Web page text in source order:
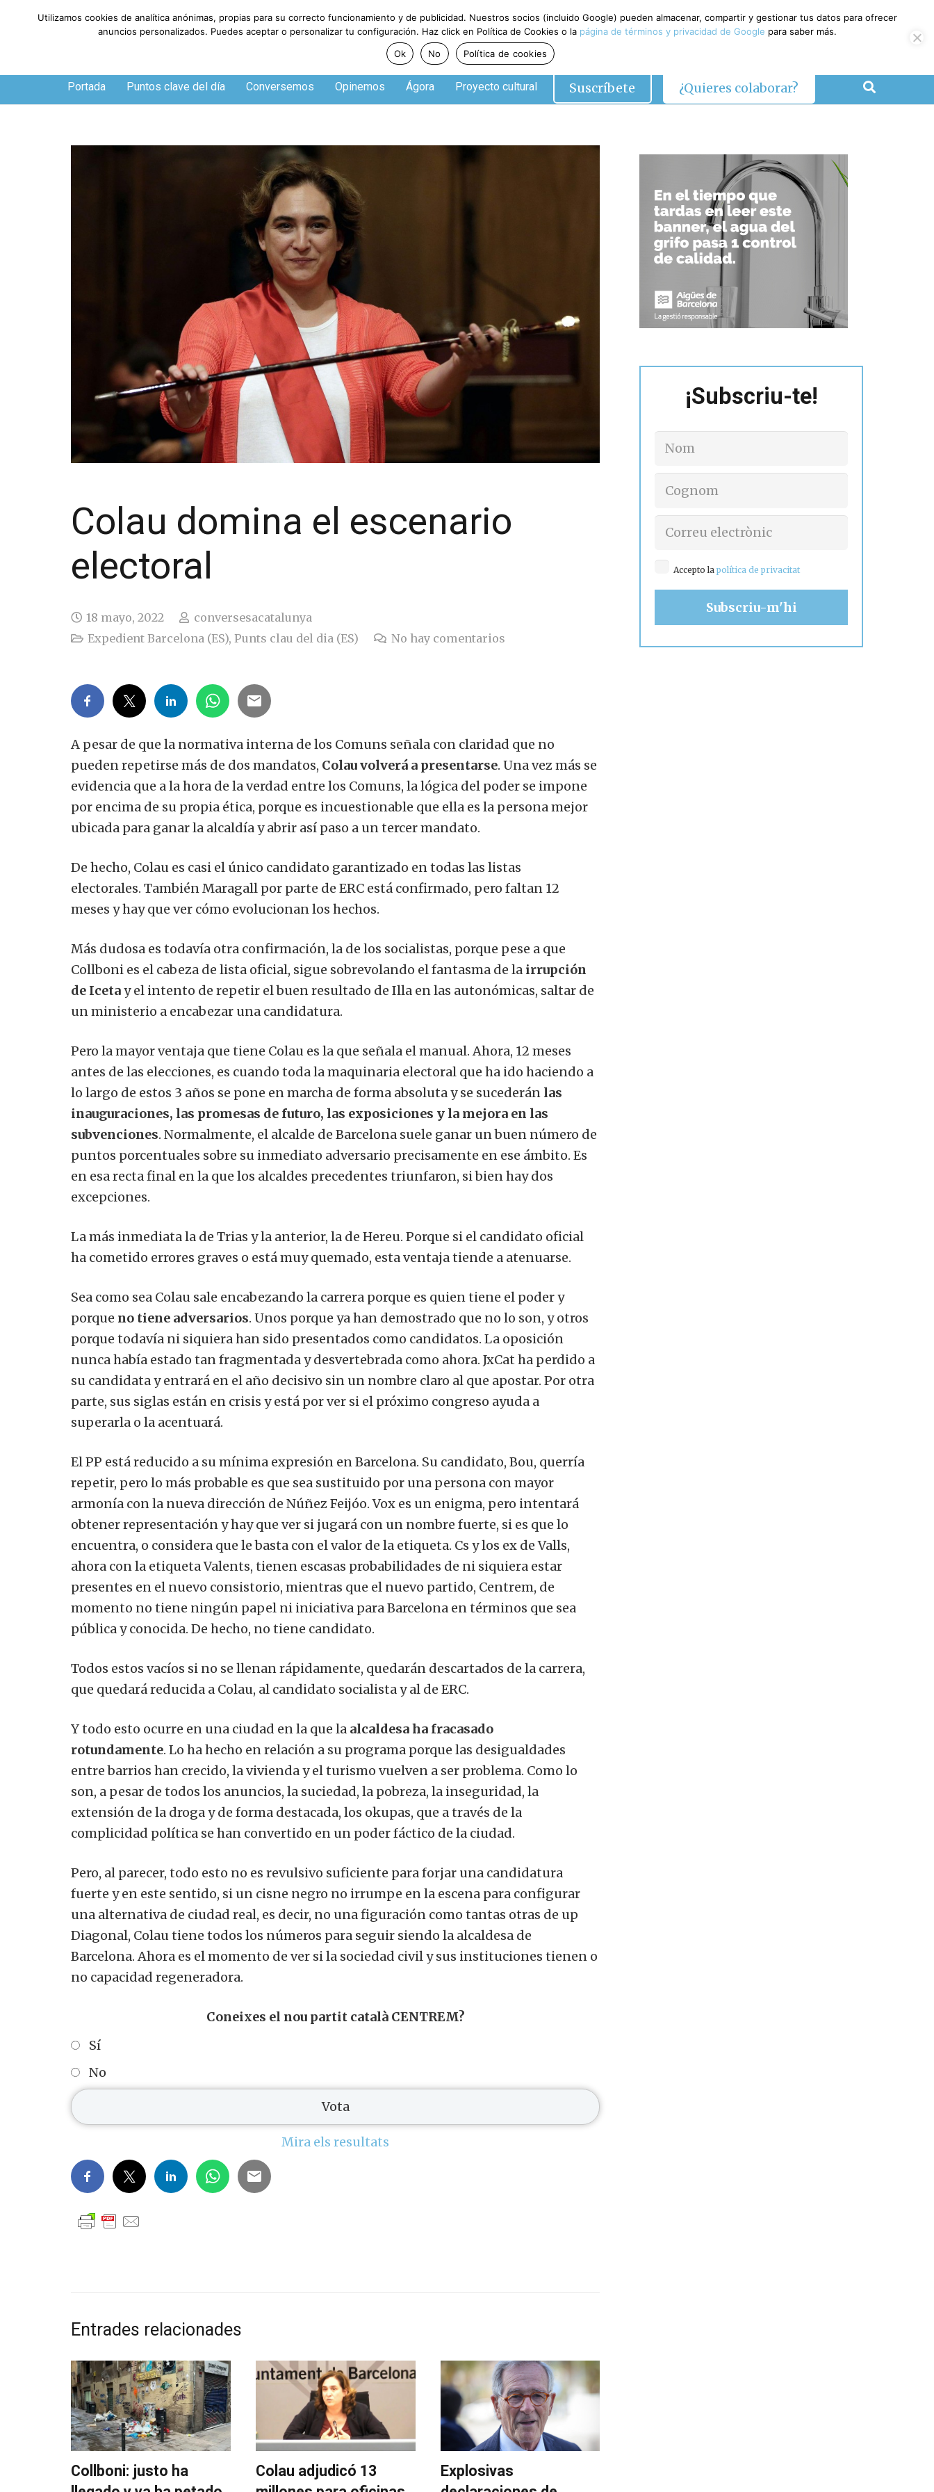
Sábado, 8 de agosto de 2026
Portada Puntos clave del día Conversemos Opinemos Ágora Proyecto cultural Suscríbete ¿Quieres colaborar?
Colau domina el escenario
electoral
18 mayo, 2022
conversesacatalunya
Expedient Barcelona (ES),Punts clau del dia (ES) No hay comentarios
A pesar de que la normativa interna de los Comuns señala con claridad que no
pueden repetirse más de dos mandatos, Colau volverá a presentarse. Una vez más se
evidencia que a la hora de la verdad entre los Comuns, la lógica del poder se impone
por encima de su propia ética, porque es incuestionable que ella es la persona mejor
ubicada para ganar la alcaldía y abrir así paso a un tercer mandato.
De hecho, Colau es casi el único candidato garantizado en todas las listas
electorales. También Maragall por parte de ERC está confirmado, pero faltan 12
meses y hay que ver cómo evolucionan los hechos.
Más dudosa es todavía otra confirmación, la de los socialistas, porque pese a que
Collboni es el cabeza de lista oficial, sigue sobrevolando el fantasma de la irrupción
de Icetay el intento de repetir el buen resultado de Illa en las autonómicas, saltar de
un ministerio a encabezar una candidatura.
Pero la mayor ventaja que tiene Colau es la que señala el manual. Ahora, 12 meses
antes de las elecciones, es cuando toda la maquinaria electoral que ha ido haciendo a
lo largo de estos 3 años se pone en marcha de forma absoluta y se sucederán las
inauguraciones, las promesas de futuro, las exposiciones y la mejora en las
subvenciones. Normalmente, el alcalde de Barcelona suele ganar un buen número de
puntos porcentuales sobre su inmediato adversario precisamente en ese ámbito. Es
en esa recta final en la que los alcaldes precedentes triunfaron, si bien hay dos
excepciones.
La más inmediata la de Trias y la anterior, la de Hereu. Porque si el candidato oficial
ha cometido errores graves o está muy quemado, esta ventaja tiende a atenuarse.
Sea como sea Colau sale encabezando la carrera porque es quien tiene el poder y
porque no tiene adversarios. Unos porque ya han demostrado que no lo son, y otros
porque todavía ni siquiera han sido presentados como candidatos. La oposición
nunca había estado tan fragmentada y desvertebrada como ahora. JxCat ha perdido a
su candidata y entrará en el año decisivo sin un nombre claro al que apostar. Por otra
parte, sus siglas están en crisis y está por ver si el próximo congreso ayuda a
superarla o la acentuará.
El PP está reducido a su mínima expresión en Barcelona. Su candidato, Bou, querría
repetir, pero lo más probable es que sea sustituido por una persona con mayor
armonía con la nueva dirección de Núñez Feijóo. Vox es un enigma, pero intentará
obtener representación y hay que ver si jugará con un nombre fuerte, si es que lo
encuentra, o considera que le basta con el valor de la etiqueta. Cs y los ex de Valls,
ahora con la etiqueta Valents, tienen escasas probabilidades de ni siquiera estar
presentes en el nuevo consistorio, mientras que el nuevo partido, Centrem, de
momento no tiene ningún papel ni iniciativa para Barcelona en términos que sea
pública y conocida. De hecho, no tiene candidato.
Todos estos vacíos si no se llenan rápidamente, quedarán descartados de la carrera,
que quedará reducida a Colau, al candidato socialista y al de ERC.
Y todo esto ocurre en una ciudad en la que la alcaldesa ha fracasado
rotundamente. Lo ha hecho en relación a su programa porque las desigualdades
entre barrios han crecido, la vivienda y el turismo vuelven a ser problema. Como lo
son, a pesar de todos los anuncios, la suciedad, la pobreza, la inseguridad, la
extensión de la droga y de forma destacada, los okupas, que a través de la
complicidad política se han convertido en un poder fáctico de la ciudad.
Pero, al parecer, todo esto no es revulsivo suficiente para forjar una candidatura
fuerte y en este sentido, si un cisne negro no irrumpe en la escena para configurar
una alternativa de ciudad real, es decir, no una figuración como tantas otras de up
Diagonal, Colau tiene todos los números para seguir siendo la alcaldesa de
Barcelona. Ahora es el momento de ver si la sociedad civil y sus instituciones tienen o
no capacidad regeneradora.
Coneixes el nou partit català CENTREM?
Sí
No
Mira els resultats
Entrades relacionades
Collboni: justo ha
Colau adjudicó 13
Explosivas
¡Subscriu-te!
Accepto lapolítica de privacitat
Utilizamos cookies de analítica anónimas, propias para su correcto funcionamiento y de publicidad. Nuestros socios (incluido Google) pueden almacenar, compartir y gestionar tus datos para ofrecer
anuncios personalizados. Puedes aceptar o personalizar tu configuración. Haz click en Política de Cookies o la página de términos y privacidad de Google para saber más.
Ok
No Política de cookies